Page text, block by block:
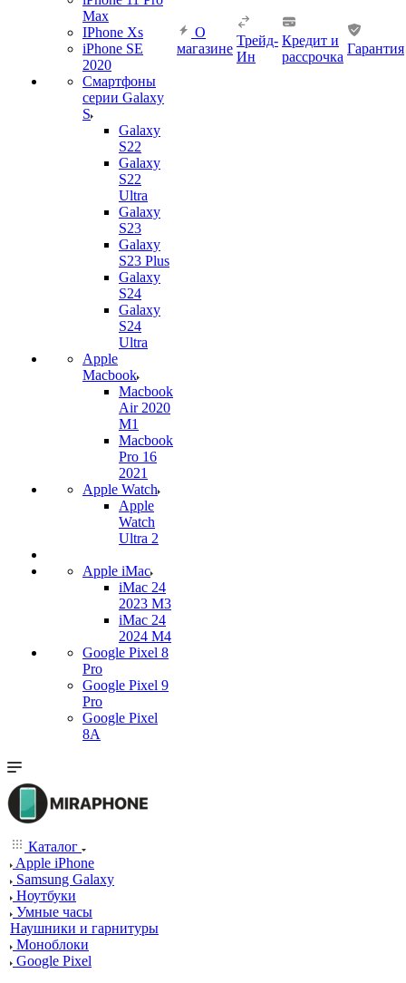
Max
IPhone Xs
iPhone SE
2020
Смартфоны
серии Galaxy
S
Galaxy
S22
Galaxy
S22
Ultra
Galaxy
S23
Galaxy
S23 Plus
Galaxy
S24
Galaxy
S24
Ultra
Apple
Macbook
Macbook
Air 2020
M1
Macbook
Pro 16
2021
Apple Watch
Apple
Watch
Ultra 2
Apple iMac
iMac 24
2023 M3
iMac 24
2024 M4
Google Pixel 8
Pro
Google Pixel 9
Pro
Google Pixel
8A
О
магазине
Трейд-
Ин
Кредит и
рассрочка
Гарантия
Каталог
Apple iPhone
Samsung Galaxy
Ноутбуки
Умные часы
Наушники и гарнитуры
Моноблоки
Google Pixel